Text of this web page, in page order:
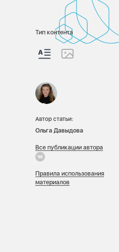
Тип контента
Автор статьи:
Ольга Давыдова
Все публикации автора
Правила использования
материалов